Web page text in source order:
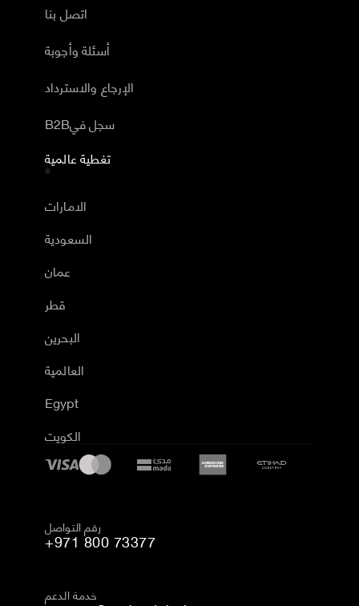
اتصل بنا
أسئلة وأجوبة
الإرجاع والاسترداد
B2Bسجل في
تغطية عالمية
الامارات
السعودية
عمان
قطر
البحرين
العالمية
Egypt
الكويت
رقم التواصل
+971 800 73377
خدمة الدعم